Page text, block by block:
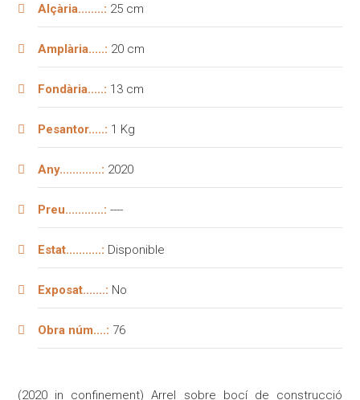
Alçària........: 25 cm
Amplària.....: 20 cm
Fondària.....: 13 cm
Pesantor.....: 1 Kg
Any.............: 2020
Preu............: ----
Estat...........: Disponible
Exposat.......: No
Obra núm....: 76
(2020 in confinement) Arrel sobre bocí de construcció